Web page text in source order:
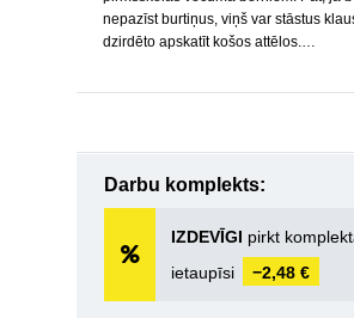
nepazīst burtiņus, viņš var stāstus
dzirdēto apskatīt košos attēlos.…
Darbu komplekts:
IZDEVĪGI pirkt
ietaupīsi
−2,48 €